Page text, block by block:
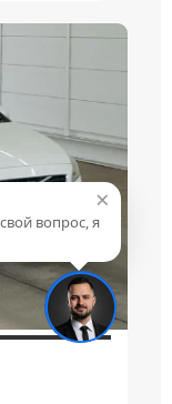
×
вопрос, я